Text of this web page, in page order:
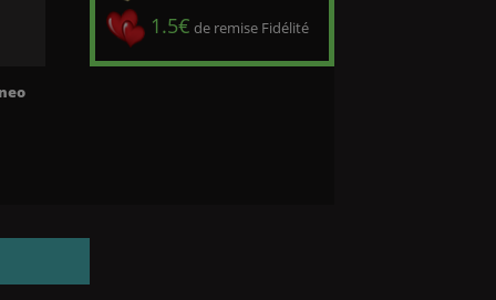
1.5€ de remise Fidélité